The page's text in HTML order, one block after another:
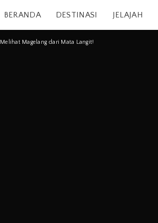
BERANDA DESTINASI JELAJAH
Melihat Magelang dari Mata Langit!